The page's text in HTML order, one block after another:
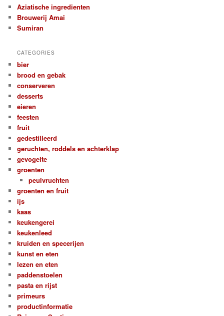
Aziatische ingredienten
Brouwerij Amai
Sumiran
CATEGORIES
bier
brood en gebak
conserveren
desserts
eieren
feesten
fruit
gedestilleerd
geruchten, roddels en achterklap
gevogelte
groenten
peulvruchten
groenten en fruit
ijs
kaas
keukengerei
keukenleed
kruiden en specerijen
kunst en eten
lezen en eten
paddenstoelen
pasta en rijst
primeurs
productinformatie